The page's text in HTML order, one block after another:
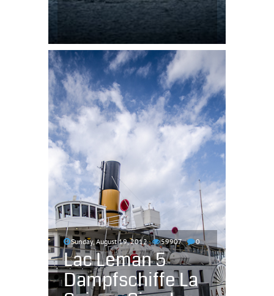
Sunday, August 19, 2012 59907 0
Lac Leman 5
Dampfschiffe La